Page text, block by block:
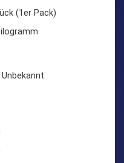
(1er Pack)
Unbekannt